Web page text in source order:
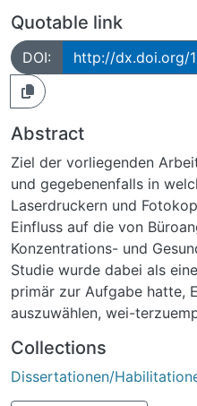
Quotable link
DOI: http://dx.doi.org/
Abstract
Ziel der vorliegenden
und gegebenenfalls in
Laserdruckern und
Einfluss auf die von
Konzentrations- und
Studie wurde dabei als
primär zur Aufgabe hatte,
auszuwählen, wei-
wurden zwischen Januar
Kooperation mit der
Tonergeschädigten (ITG
Collections
Dissertationen/